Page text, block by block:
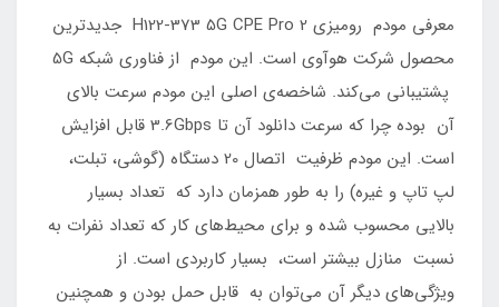
معرفی مودم رومیزی H122-373 5G CPE Pro 2 جدیدترین
محصول شرکت هوآوی است. این مودم از فناوری شبکه 5G
پشتیبانی می‌کند. شاخصه‌ی اصلی این مودم سرعت بالای
آن بوده چرا که سرعت دانلود آن تا 3.6Gbps قابل افزایش
است. این مودم ظرفیت اتصال 20 دستگاه (گوشی، تبلت،
لپ تاپ و غیره) را به طور همزمان دارد که تعداد بسیار
بالایی محسوب شده و برای محیط‌های کار که تعداد نفرات به
نسبت منازل بیشتر است، بسیار کاربردی است. از
ویژگی‌های دیگر آن می‌توان به قابل حمل بودن و همچنین